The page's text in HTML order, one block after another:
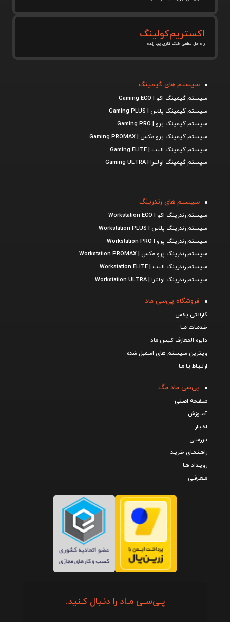
اکستریم‌کولینگ
راه حل قطعی خنک کاری پردازنده
سیستم های گیمینگ
سیستم گیمینگ اکو | Gaming ECO
سیستم گیمینگ پلاس | Gaming PLUS
سیستم گیمینگ پرو | Gaming PRO
سیستم گیمینگ پرو مکس | Gaming PROMAX
سیستم گیمینگ الیت | Gaming ELITE
سیستم گیمینگ اولترا | Gaming ULTRA
سیستم های رندرینگ
سیستم رندرینگ اکو | Workstation ECO
سیستم رندرینگ پلاس | Workstation PLUS
سیستم رندرینگ پرو | Workstation PRO
سیستم رندرینگ پرو مکس | Workstation PROMAX
سیستم رندرینگ الیت | Workstation ELITE
سیستم رندرینگ اولترا | Workstation ULTRA
فروشگاه پی‌سی ماد
گارانتی پلاس
خـدمـات مــا
دایره المعارف کیس ماد
ویترین سیستم های اسمبل شده
ارتـبـاط بـا مـا
پی‌سی ماد مگ
صـفـحه اصـلی
آمــوزش
اخـبـار
بـررسـی
راهـنـمـای خـریـد
رویـداد هـا
مـعـرفـی
پـی‌سـی مـاد را دنـبال کـنید.